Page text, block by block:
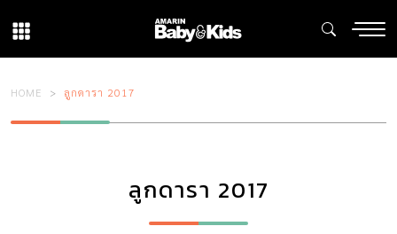
HOME ลูกดารา 2017
ลูกดารา 2017